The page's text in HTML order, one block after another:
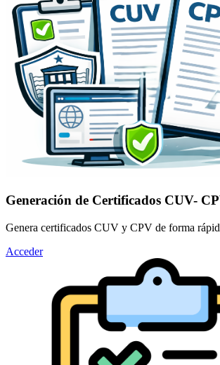
Generación de Certificados CUV-
Genera certificados CUV y CPV de forma
Acceder